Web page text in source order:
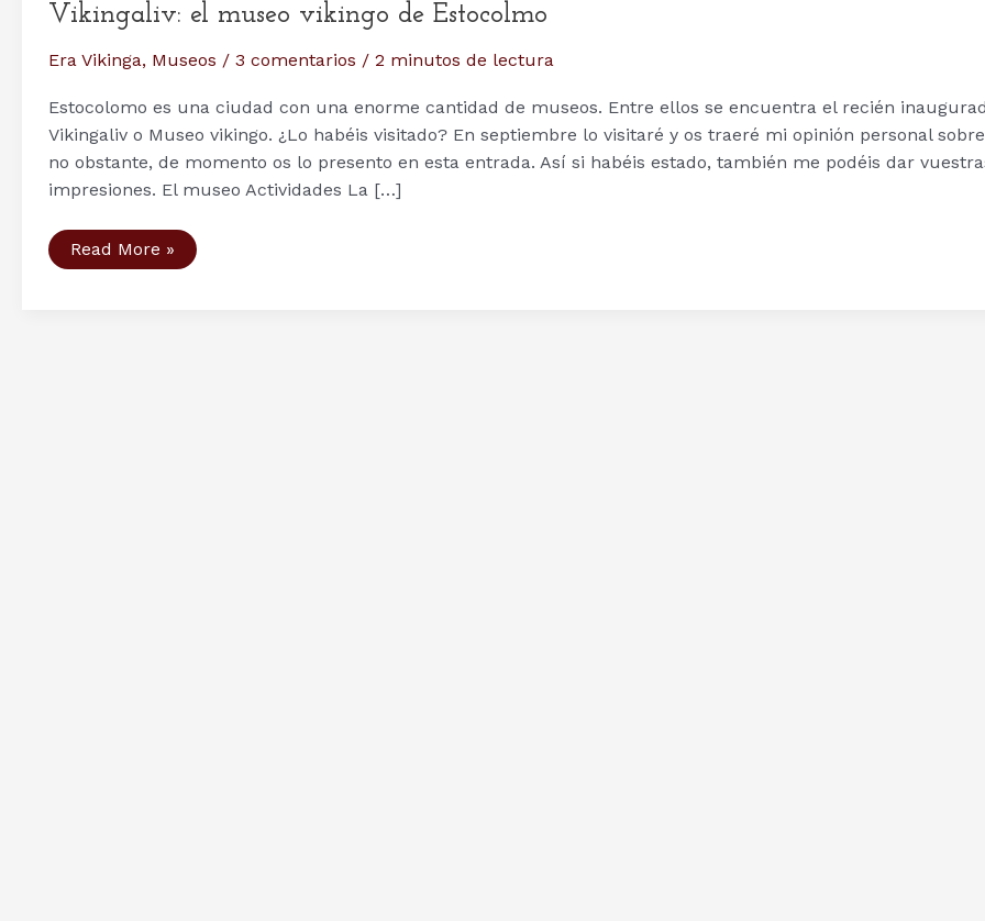
Vikingaliv: el museo vikingo de Estocolmo
Era Vikinga, Museos / 3 comentarios / 2 minutos de lectura
Estocolomo es una ciudad con una enorme cantidad de museos. Entre ellos se encuentra el recién
Vikingaliv o Museo vikingo. ¿Lo habéis visitado? En septiembre lo visitaré y os traeré mi opinión personal
no obstante, de momento os lo presento en esta entrada. Así si habéis estado, también me podéis dar
impresiones. El museo Actividades La […]
Vikingaliv:
el
Read More »